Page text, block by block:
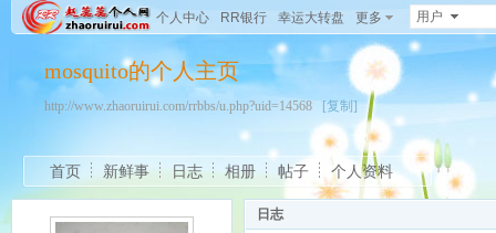
个人中心 RR银行 幸运大转盘 更多 用户
mosquito的个人主页
http://www.zhaoruirui.com/rrbbs/u.php?uid=14568 [复制]
首页 新鲜事 日志 相册 帖子 个人资料
日志